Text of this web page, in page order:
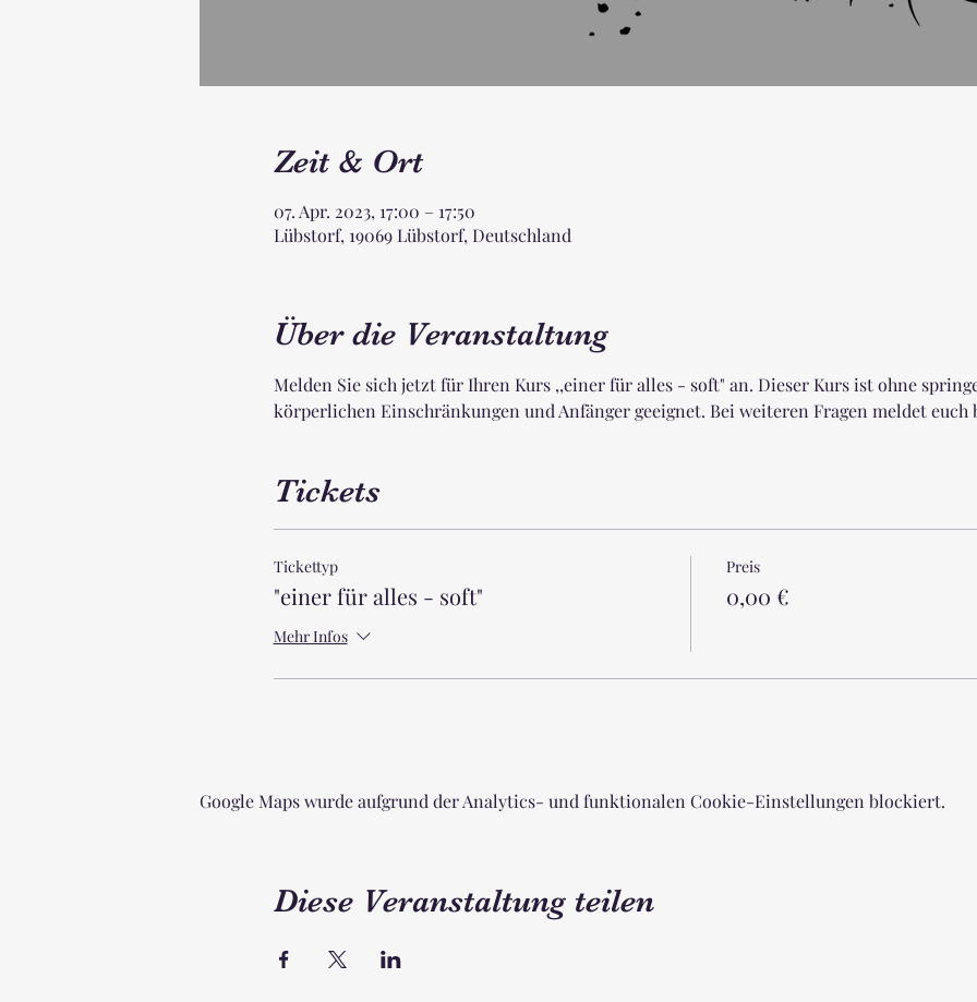
Zeit & Ort
07. Apr. 2023, 17:00 – 17:50
Lübstorf, 19069 Lübstorf, Deutschland
Über die Veranstaltung
Melden Sie sich jetzt für Ihren Kurs ,,einer für alles - soft" an. Dieser Kurs ist ohne
körperlichen Einschränkungen und Anfänger geeignet. Bei weiteren Fragen meldet euch
Tickets
Tickettyp
"einer für alles - soft"
Mehr Infos
Preis
0,00 €
Google Maps wurde aufgrund der Analytics- und funktionalen Cookie-Einstellungen blockiert.
Diese Veranstaltung teilen